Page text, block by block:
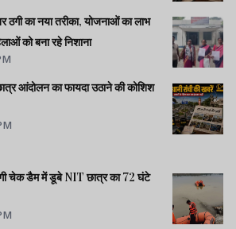
को बना रहे निशाना
आंदोलन का फायदा उठाने की कोशिश
डैम में डूबे NIT छात्र का 72 घंटे